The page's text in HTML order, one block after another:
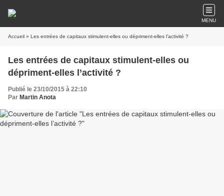
MENU
Accueil » Les entrées de capitaux stimulent-elles ou dépriment-elles l’activité ?
Les entrées de capitaux stimulent-elles ou
dépriment-elles l’activité ?
Publié le 23/10/2015 à 22:10
Par Martin Anota